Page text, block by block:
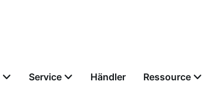
Service Händler Ressource